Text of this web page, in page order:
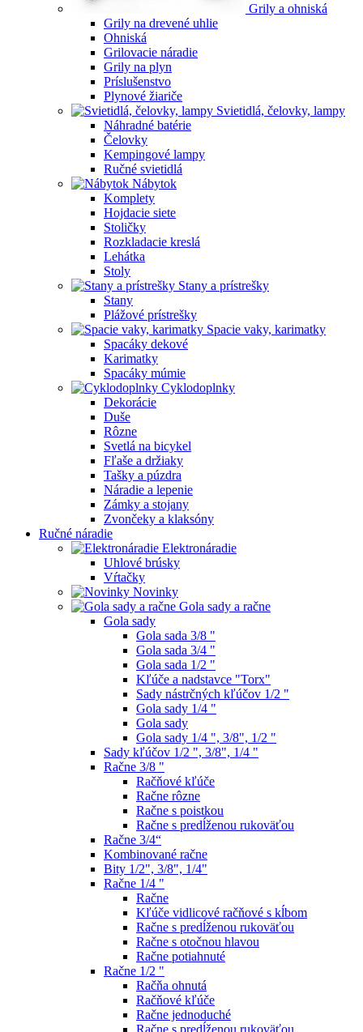
Grily a ohniská
Grily na drevené uhlie
Ohniská
Grilovacie náradie
Grily na plyn
Príslušenstvo
Plynové žiariče
Svietidlá, čelovky, lampy
Náhradné batérie
Čelovky
Kempingové lampy
Ručné svietidlá
Nábytok
Komplety
Hojdacie siete
Stoličky
Rozkladacie kreslá
Lehátka
Stoly
Stany a prístrešky
Stany
Plážové prístrešky
Spacie vaky, karimatky
Spacáky dekové
Karimatky
Spacáky múmie
Cyklodoplnky
Dekorácie
Duše
Rôzne
Svetlá na bicykel
Fľaše a držiaky
Tašky a púzdra
Náradie a lepenie
Zámky a stojany
Zvončeky a klaksóny
Ručné náradie
Elektronáradie
Uhlové brúsky
Vŕtačky
Novinky
Gola sady a račne
Gola sady
Gola sada 3/8 "
Gola sada 3/4 "
Gola sada 1/2 "
Kľúče a nadstavce "Torx"
Sady nástrčných kľúčov 1/2 "
Gola sady 1/4 "
Gola sady
Gola sady 1/4 ", 3/8", 1/2 "
Sady kľúčov 1/2 ", 3/8", 1/4 "
Račne 3/8 "
Račňové kľúče
Račne rôzne
Račne s poistkou
Račne s predĺženou rukoväťou
Račne 3/4“
Kombinované račne
Bity 1/2", 3/8", 1/4"
Račne 1/4 "
Račne
Kľúče vidlicové račňové s kĺbom
Račne s predĺženou rukoväťou
Račne s otočnou hlavou
Račne potiahnuté
Račne 1/2 "
Račňa ohnutá
Račňové kľúče
Račne jednoduché
Račne s predĺženou rukoväťou